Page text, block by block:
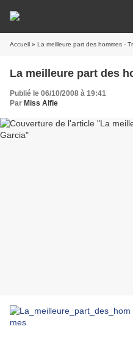
Accueil » La meilleure part des hommes -
La meilleure part des
Publié le 06/10/2008 à 19:41
Par Miss Alfie